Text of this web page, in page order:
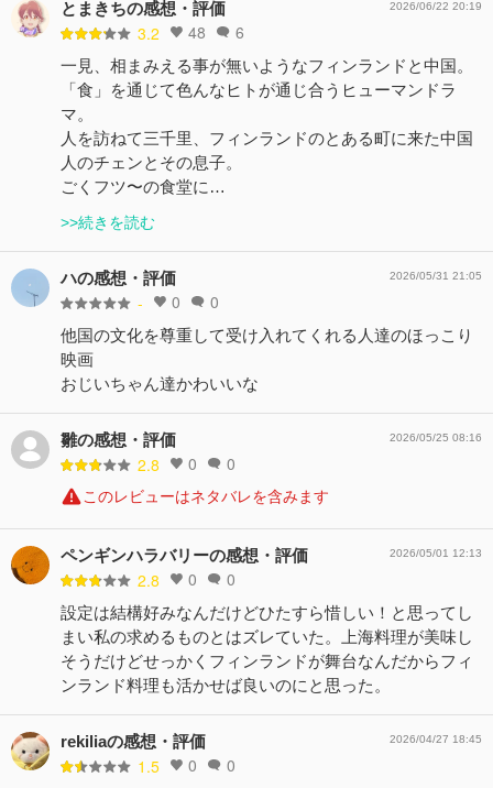
とまきちの感想・評価
3.2 48 6
2026/06/22 20:19
一見、相まみえる事が無いようなフィンランドと中国。
「食」を通じて色んなヒトが通じ合うヒューマンドラ
マ。
人を訪ねて三千里、フィンランドのとある町に来た中国
人のチェンとその息子。
ごくフツ〜の食堂に…
>>続きを読む
ハの感想・評価
- 0 0
2026/05/31 21:05
他国の文化を尊重して受け入れてくれる人達のほっこり
映画
おじいちゃん達かわいいな
雛の感想・評価
2.8 0 0
2026/05/25 08:16
このレビューはネタバレを含みます
ペンギンハラバリーの感想・評価
2.8 0 0
2026/05/01 12:13
設定は結構好みなんだけどひたすら惜しい！と思ってし
まい私の求めるものとはズレていた。上海料理が美味し
そうだけどせっかくフィンランドが舞台なんだからフィ
ンランド料理も活かせば良いのにと思った。
rekiliaの感想・評価
1.5 0 0
2026/04/27 18:45